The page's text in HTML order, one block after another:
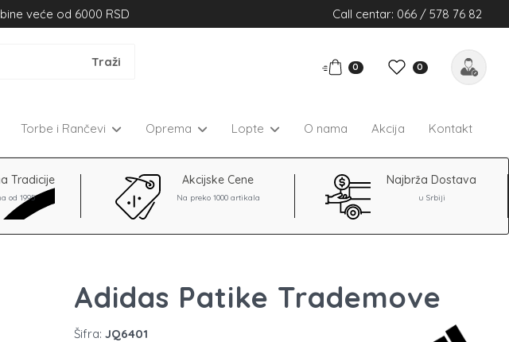
veće od 6000 RSD Call centar: 066 / 578 76 82
0 0
Torbe i Rančevi Oprema Lopte O nama Akcija Kontakt
Tradicije
od 1995
Akcijske Cene
Na preko 1000 artikala
Najbrža Dostava
u Srbiji
Adidas Patike Trademove
Šifra: JQ6401